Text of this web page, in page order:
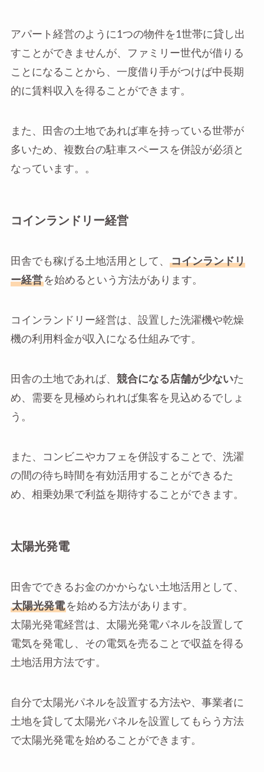
アパート経営のように1つの物件を1世帯に貸し出
すことができませんが、ファミリー世代が借りる
ことになることから、一度借り手がつけば中長期
的に賃料収入を得ることができます。
また、田舎の土地であれば車を持っている世帯が
多いため、複数台の駐車スペースを併設が必須と
なっています。。
コインランドリー経営
田舎でも稼げる土地活用として、
コインランドリ
ー経営を始めるという方法があります。
コインランドリー経営は、設置した洗濯機や乾燥
機の利用料金が収入になる仕組みです。
田舎の土地であれば、 競合になる店舗が少ないた
め、需要を見極められれば集客を見込めるでしょ
う。
また、コンビニやカフェを併設することで、洗濯
の間の待ち時間を有効活用することができるた
め、相乗効果で利益を期待することができます。
太陽光発電
田舎でできるお金のかからない土地活用として、
太陽光発電を始める方法があります。
太陽光発電経営は、太陽光発電パネルを設置して
電気を発電し、その電気を売ることで収益を得る
土地活用方法です。
自分で太陽光パネルを設置する方法や、事業者に
土地を貸して太陽光パネルを設置してもらう方法
で太陽光発電を始めることができます。